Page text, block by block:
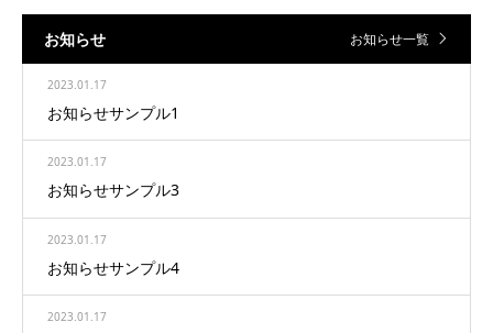
お知らせ お知らせ一覧
2023.01.17
お知らせサンプル1
2023.01.17
お知らせサンプル3
2023.01.17
お知らせサンプル4
2023.01.17